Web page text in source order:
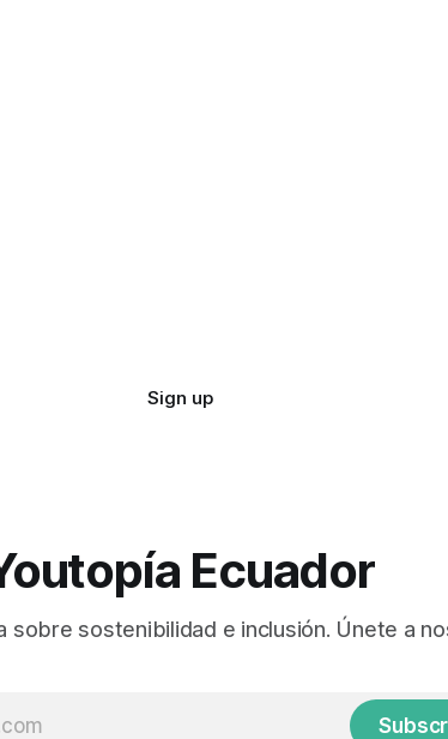
Sign up
Ecuador
sobre sostenibilidad e inclusión. Únete a